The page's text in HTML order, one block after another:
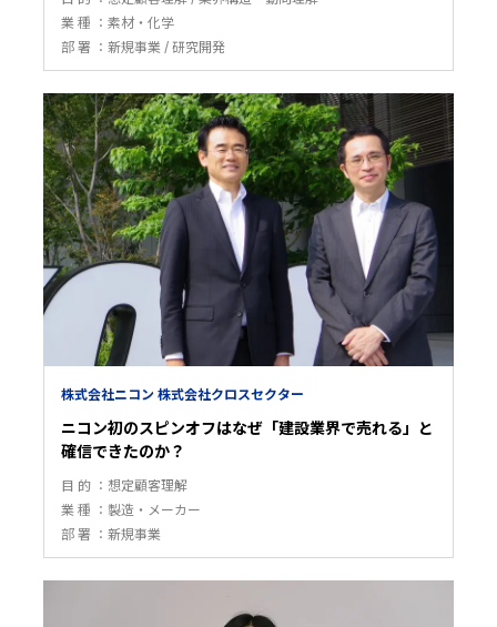
業 種
素材・化学
部 署
新規事業 研究開発
株式会社ニコン 株式会社クロスセクター
ニコン初のスピンオフはなぜ「建設業界で売れる」と
確信できたのか？
目 的
想定顧客理解
業 種
製造・メーカー
部 署
新規事業